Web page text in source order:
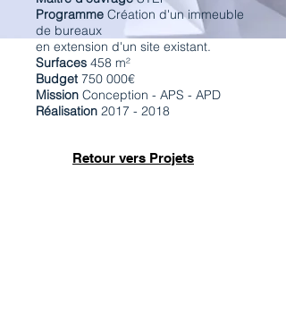
Programme Création d'un immeuble
de bureaux
en extension d'un site existant.
Surfaces 458 m²
Budget750 000€
Mission Conception - APS - APD
Réalisation 2017 - 2018
Retour vers Projets